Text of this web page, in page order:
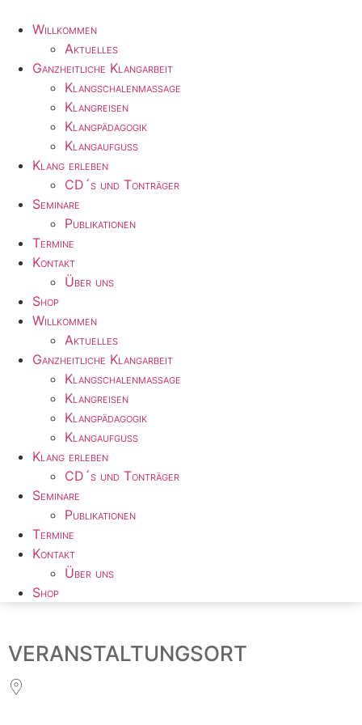
Inhalt
wechseln
Willkommen
Aktuelles
Ganzheitliche Klangarbeit
Klangschalenmassage
Klangreisen
Klangpädagogik
Klangaufguss
Klang erleben
CD´s und Tonträger
Seminare
Publikationen
Termine
Kontakt
Über uns
Shop
Willkommen
Aktuelles
Ganzheitliche Klangarbeit
Klangschalenmassage
Klangreisen
Klangpädagogik
Klangaufguss
Klang erleben
CD´s und Tonträger
Seminare
Publikationen
Termine
Kontakt
Über uns
Shop
VERANSTALTUNGSORT